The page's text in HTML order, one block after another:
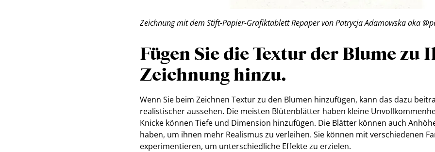
Zeichnung mit dem Stift-Papier-Grafiktablett Repaper von Patrycja Adamowska aka
Fügen Sie die Textur der Blume zu
Zeichnung hinzu.
Wenn Sie beim Zeichnen Textur zu den Blumen hinzufügen, kann das dazu
realistischer aussehen. Die meisten Blütenblätter haben kleine
Knicke können Tiefe und Dimension hinzufügen. Die Blätter können auch
haben, um ihnen mehr Realismus zu verleihen. Sie können mit verschiedenen
experimentieren, um unterschiedliche Effekte zu erzielen.